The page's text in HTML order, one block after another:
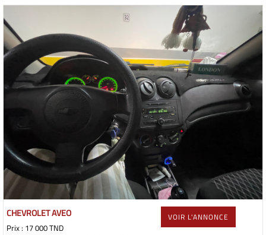
CHEVROLET AVEO
Prix : 17 000 TND
VOIR L'ANNONCE